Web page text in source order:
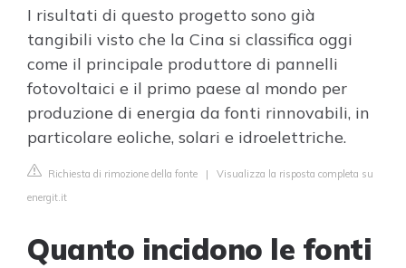
I risultati di questo progetto sono già
tangibili visto che la Cina si classifica oggi
come il principale produttore di pannelli
fotovoltaici e il primo paese al mondo per
produzione di energia da fonti rinnovabili, in
particolare eoliche, solari e idroelettriche.
Richiesta di rimozione della fonte | Visualizza la risposta completa su
energit.it
Quanto incidono le fonti